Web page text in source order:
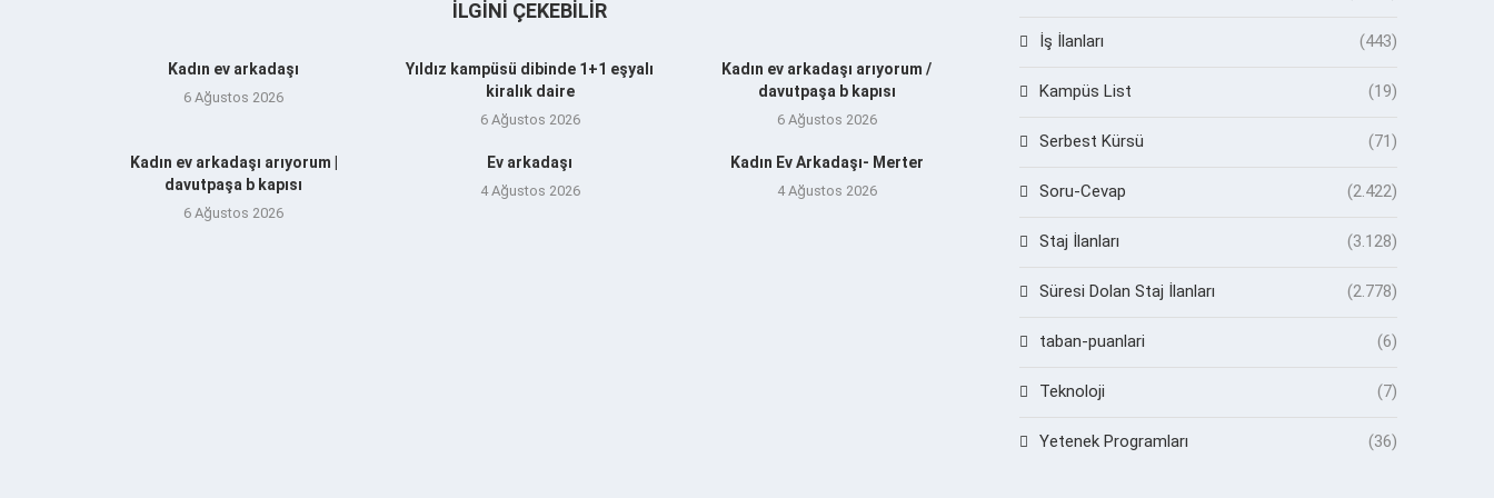
İLGINI ÇEKEBILIR
Kadın ev arkadaşı
6 Ağustos 2026
Yıldız kampüsü dibinde 1+1 eşyalı
kiralık daire
6 Ağustos 2026
Kadın ev arkadaşı arıyorum /
davutpaşa b kapısı
6 Ağustos 2026
Kadın ev arkadaşı arıyorum |
davutpaşa b kapısı
6 Ağustos 2026
Ev arkadaşı
4 Ağustos 2026
Kadın Ev Arkadaşı- Merter
4 Ağustos 2026
İş İlanları (443)
Kampüs List (19)
Serbest Kürsü (71)
Soru-Cevap (2.422)
Staj İlanları (3.128)
Süresi Dolan Staj İlanları (2.778)
taban-puanlari (6)
Teknoloji (7)
Yetenek Programları (36)